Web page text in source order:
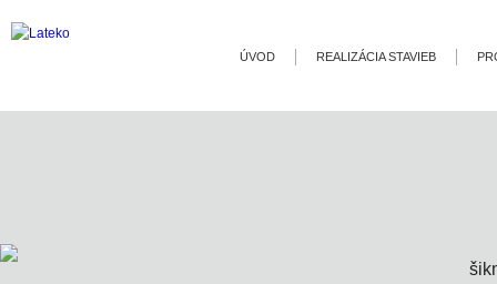
ÚVOD REALIZÁCIA STAVIEB